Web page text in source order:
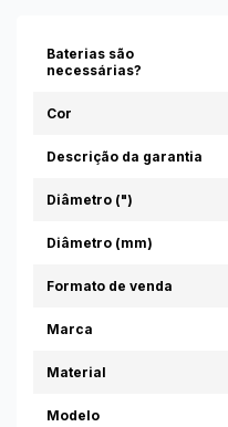
Baterias são
necessárias?
Cor
Descrição da garantia
Diâmetro (")
Diâmetro (mm)
Formato de venda
Marca
Material
Modelo